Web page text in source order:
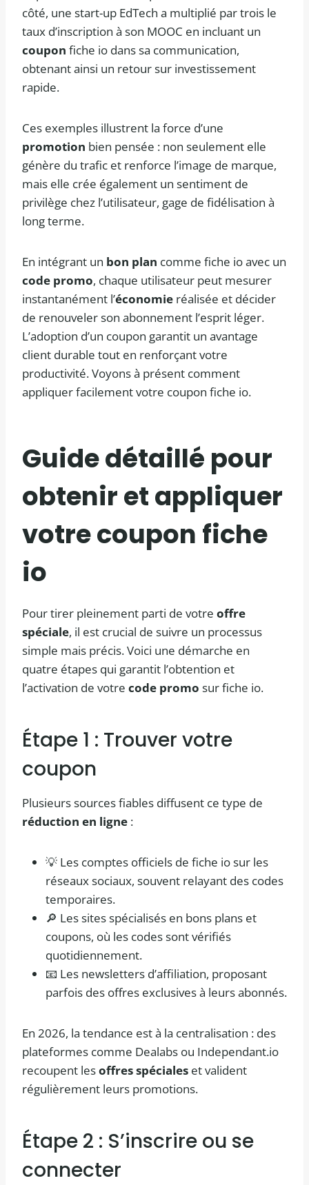
côté, une start-up EdTech a multiplié par trois le
taux d’inscription à son MOOC en incluant un
coupon fiche io dans sa communication,
obtenant ainsi un retour sur investissement
rapide.
Ces exemples illustrent la force d’une
promotion bien pensée : non seulement elle
génère du trafic et renforce l’image de marque,
mais elle crée également un sentiment de
privilège chez l’utilisateur, gage de fidélisation à
long terme.
En intégrant un bon plan comme fiche io avec un
code promo, chaque utilisateur peut mesurer
instantanément l’économie réalisée et décider
de renouveler son abonnement l’esprit léger.
L’adoption d’un coupon garantit un avantage
client durable tout en renforçant votre
productivité. Voyons à présent comment
appliquer facilement votre coupon fiche io.
Guide détaillé pour
obtenir et appliquer
votre coupon fiche
io
Pour tirer pleinement parti de votre offre
spéciale, il est crucial de suivre un processus
simple mais précis. Voici une démarche en
quatre étapes qui garantit l’obtention et
l’activation de votre code promo sur fiche io.
Étape 1 : Trouver votre
coupon
Plusieurs sources fiables diffusent ce type de
réduction en ligne :
💡 Les comptes officiels de fiche io sur les
réseaux sociaux, souvent relayant des codes
temporaires.
🔎 Les sites spécialisés en bons plans et
coupons, où les codes sont vérifiés
quotidiennement.
📧 Les newsletters d’affiliation, proposant
parfois des offres exclusives à leurs abonnés.
En 2026, la tendance est à la centralisation : des
plateformes comme Dealabs ou Independant.io
recoupent lesoffres spéciales et valident
régulièrement leurs promotions.
Étape 2 : S’inscrire ou se
connecter